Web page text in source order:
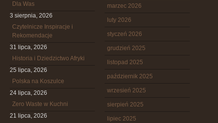
Dla Was
3 sierpnia, 2026
Czytelnicze Inspiracje i
Rekomendacje
31 lipca, 2026
Historia i Dziedzictwo Afryki
25 lipca, 2026
Polska na Koszulce
24 lipca, 2026
Zero Waste w Kuchni
21 lipca, 2026
marzec 2026
luty 2026
styczeń 2026
grudzień 2025
listopad 2025
październik 2025
wrzesień 2025
sierpień 2025
lipiec 2025